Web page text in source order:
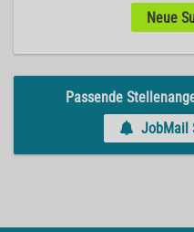
Neue
Passende
JobMail